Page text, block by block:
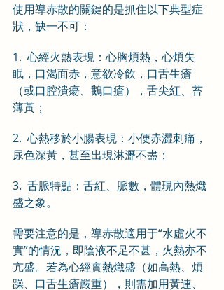
使用導赤散的關鍵的是抓住以下典型症
狀，缺一不可：
1.  心經火熱表現：心胸煩熱，心煩失
眠，口渴面赤，意欲冷飲，口舌生瘡
（或口腔潰瘍、鵝口瘡），舌尖紅、苔
薄黃；
2.  心熱移於小腸表現：小便赤澀刺痛，
尿色深黃，甚至出現淋瀝不盡；
3.  舌脈特點：舌紅、脈數，體現內熱熾
盛之象。
需要注意的是，導赤散適用于“水虛火不
實”的情況，即陰液不足不甚，火熱亦不
亢盛。若為心經實熱熾盛（如高熱、煩
躁、口舌生瘡嚴重），則需加用黃連、